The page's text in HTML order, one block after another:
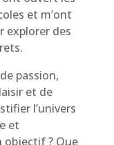
et m’ont
explorer des
passion,
et de
l’univers
et
objectif ? Que